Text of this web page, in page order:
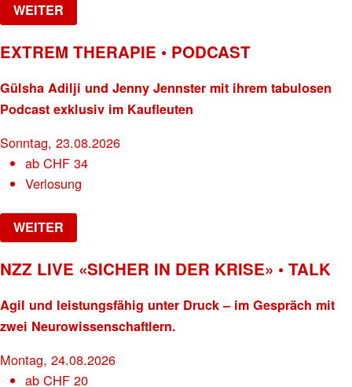
WEITER
EXTREM THERAPIE • PODCAST
Gülsha Adilji und Jenny Jennster mit ihrem tabulosen
Podcast exklusiv im Kaufleuten
Sonntag, 23.08.2026
abCHF 34
Verlosung
WEITER
NZZ LIVE «SICHER IN DER KRISE» • TALK
Agil und leistungsfähig unter Druck – im Gespräch mit
zwei Neurowissenschaftlern.
Montag, 24.08.2026
abCHF 20